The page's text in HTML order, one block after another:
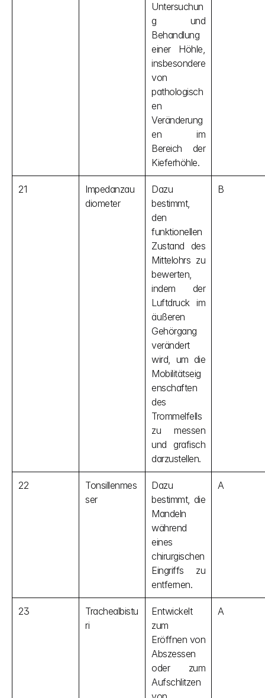
Untersuchun
g und
Behandlung
einer Höhle,
insbesondere
von
pathologisch
en
Veränderung
en im
Bereich der
Kieferhöhle.
21
Impedanzau
diometer
Dazu
bestimmt,
den
funktionellen
Zustand des
Mittelohrs zu
bewerten,
indem der
Luftdruck im
äußeren
Gehörgang
verändert
wird, um die
Mobilitätseig
enschaften
des
Trommelfells
zu messen
und grafisch
darzustellen.
B
22
Tonsillenmes
ser
Dazu
bestimmt, die
Mandeln
während
eines
chirurgischen
Eingriffs zu
entfernen.
A
23
Trachealbistu
ri
Entwickelt
zum
Eröffnen von
Abszessen
oder zum
Aufschlitzen
A